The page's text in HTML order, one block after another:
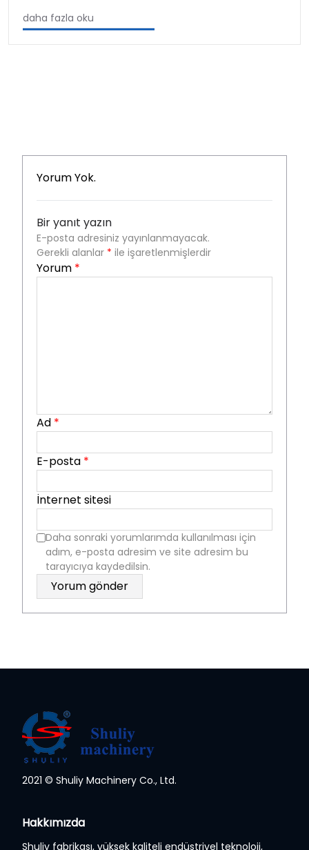
daha fazla oku
Yorum Yok.
Bir yanıt yazın
E-posta adresiniz yayınlanmayacak.
Gerekli alanlar * ile işaretlenmişlerdir
Yorum *
Ad *
E-posta *
İnternet sitesi
Daha sonraki yorumlarımda kullanılması için
adım, e-posta adresim ve site adresim bu
tarayıcıya kaydedilsin.
2021 © Shuliy Machinery Co., Ltd.
Hakkımızda
Shuliy fabrikası, yüksek kaliteli endüstriyel teknoloji,